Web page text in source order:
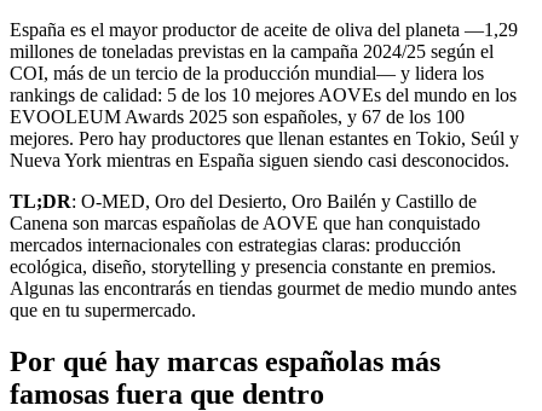
España es el mayor productor de aceite de oliva del planeta —1,29
millones de toneladas previstas en la campaña 2024/25 según el
COI, más de un tercio de la producción mundial— y lidera los
rankings de calidad: 5 de los 10 mejores AOVEs del mundo en los
EVOOLEUM Awards 2025 son españoles, y 67 de los 100
mejores. Pero hay productores que llenan estantes en Tokio, Seúl y
Nueva York mientras en España siguen siendo casi desconocidos.
TL;DR: O-MED, Oro del Desierto, Oro Bailén y Castillo de
Canena son marcas españolas de AOVE que han conquistado
mercados internacionales con estrategias claras: producción
ecológica, diseño, storytelling y presencia constante en premios.
Algunas las encontrarás en tiendas gourmet de medio mundo antes
que en tu supermercado.
Por qué hay marcas españolas más
famosas fuera que dentro